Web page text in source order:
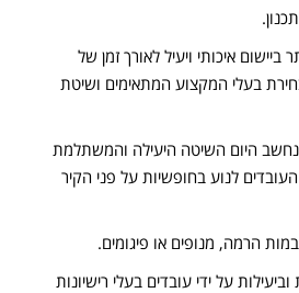
איכותי ויעיל לאורך זמן של
בעלי המקצוע המתאימים ושיטת
נחשב היום השיטה היעילה והמשתלמת
לנוע בחופשיות על פני הקיר
הרמה, מנופים או פיגומים.
על ידי עובדים בעלי רישיונות